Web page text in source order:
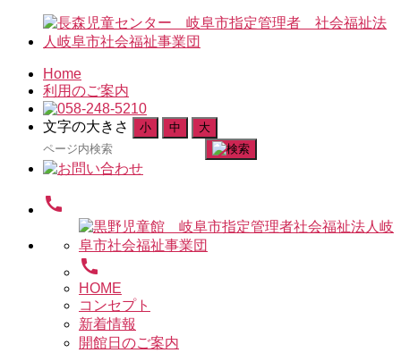
Home
利用のご案内
文字の大きさ 小 中 大
検
索
象:
call
call
HOME
コンセプト
新着情報
開館日のご案内